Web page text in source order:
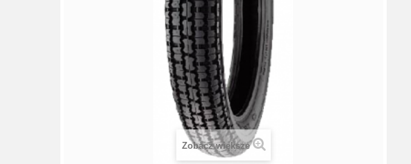
Zobacz większe